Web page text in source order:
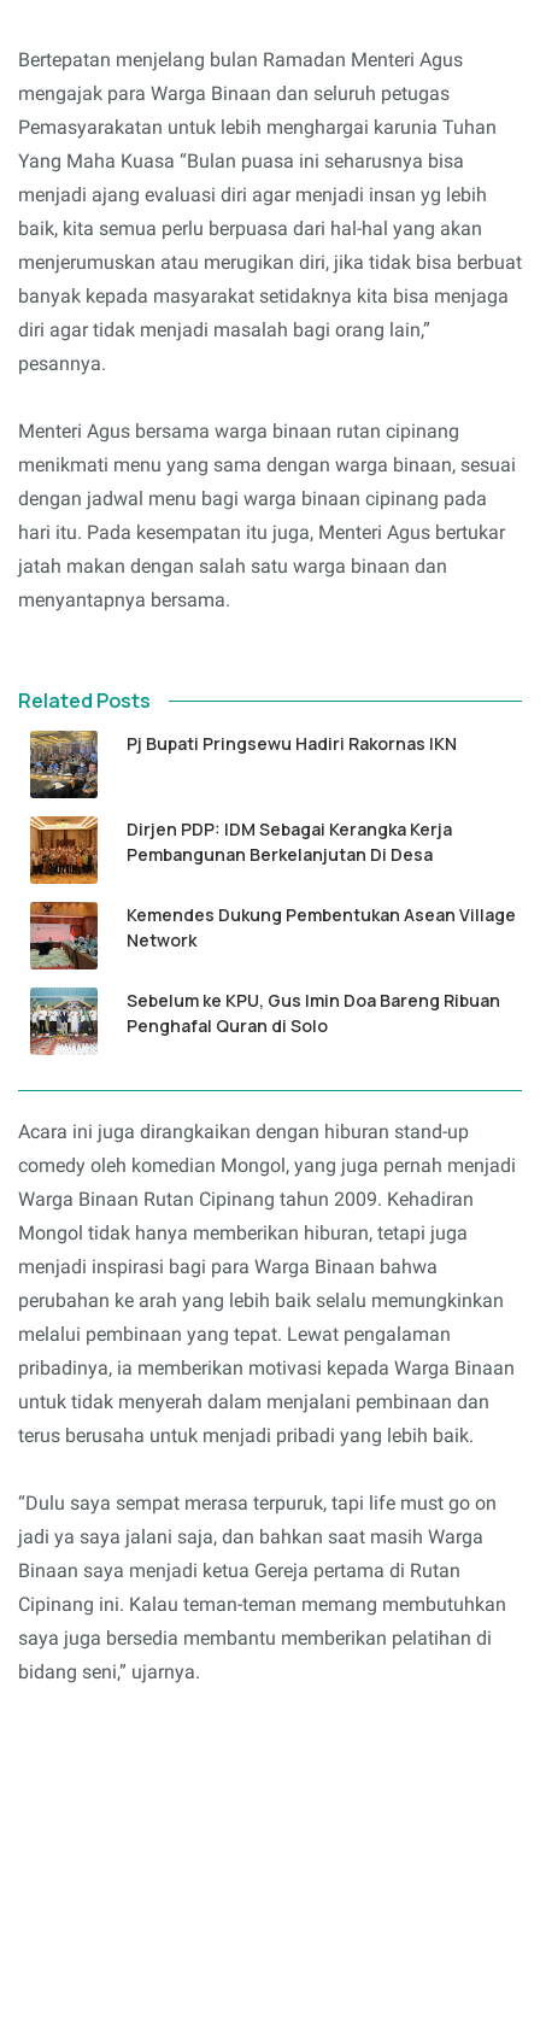
Bertepatan menjelang bulan Ramadan Menteri Agus
mengajak para Warga Binaan dan seluruh petugas
Pemasyarakatan untuk lebih menghargai karunia Tuhan
Yang Maha Kuasa “Bulan puasa ini seharusnya bisa
menjadi ajang evaluasi diri agar menjadi insan yg lebih
baik, kita semua perlu berpuasa dari hal-hal yang akan
menjerumuskan atau merugikan diri, jika tidak bisa berbuat
banyak kepada masyarakat setidaknya kita bisa menjaga
diri agar tidak menjadi masalah bagi orang lain,”
pesannya.
Menteri Agus bersama warga binaan rutan cipinang
menikmati menu yang sama dengan warga binaan, sesuai
dengan jadwal menu bagi warga binaan cipinang pada
hari itu. Pada kesempatan itu juga, Menteri Agus bertukar
jatah makan dengan salah satu warga binaan dan
menyantapnya bersama.
Related Posts
Pj Bupati Pringsewu Hadiri Rakornas IKN
Dirjen PDP: IDM Sebagai Kerangka Kerja
Pembangunan Berkelanjutan Di Desa
Kemendes Dukung Pembentukan Asean Village
Network
Sebelum ke KPU, Gus Imin Doa Bareng Ribuan
Penghafal Quran di Solo
Acara ini juga dirangkaikan dengan hiburan stand-up
comedy oleh komedian Mongol, yang juga pernah menjadi
Warga Binaan Rutan Cipinang tahun 2009. Kehadiran
Mongol tidak hanya memberikan hiburan, tetapi juga
menjadi inspirasi bagi para Warga Binaan bahwa
perubahan ke arah yang lebih baik selalu memungkinkan
melalui pembinaan yang tepat. Lewat pengalaman
pribadinya, ia memberikan motivasi kepada Warga Binaan
untuk tidak menyerah dalam menjalani pembinaan dan
terus berusaha untuk menjadi pribadi yang lebih baik.
“Dulu saya sempat merasa terpuruk, tapi life must go on
jadi ya saya jalani saja, dan bahkan saat masih Warga
Binaan saya menjadi ketua Gereja pertama di Rutan
Cipinang ini. Kalau teman-teman memang membutuhkan
saya juga bersedia membantu memberikan pelatihan di
bidang seni,” ujarnya.